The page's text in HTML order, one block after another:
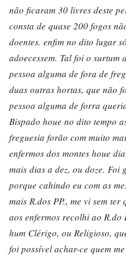
não ficaram 30 livres deste
consta de quase 200 fogos
doentes. enfim no dito lugar
adoecessem. Tal foi o surtum
pessoa alguma de fora de
duas outras hortas, que não
pessoa alguma de forra
Bispado houe no dito tempo
freguesia forão com muito
enfermos dos montes houe
mais dias a dez, ou doze. Foi
porque cahindo eu com as
mais R.dos PP., me vi sem
aos enfermos recolhi ao
hum Clérigo, ou Religioso,
foi possível achar-ce quem